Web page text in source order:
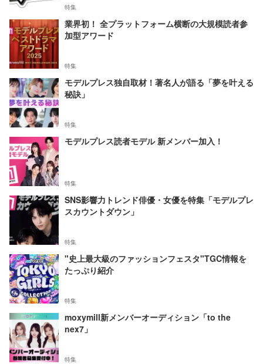
特集
業界初！ 全プラットフォーム横断の大規模読者参
加型アワード
特集
モデルプレス独自取材！著名人が語る「夢を叶える
秘訣」
特集
モデルプレス読者モデル 新メンバー加入！
特集
SNS影響力トレンド俳優・女優を特集「モデルプレ
スカウントダウン」
特集
"史上最大級のファッションフェスタ"TGC情報を
たっぷり紹介
特集
moxymill新メンバーオーディション「to the
nex7」
特集